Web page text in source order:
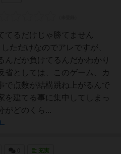
てるだけじゃ勝てません
ただけなのでアレですが、
んだか負けてるんだかわかり
省としては、このゲーム、カ
で点数が結構跳ね上がるんで
を建てる事に集中してしまっ
がどのくら...
充実